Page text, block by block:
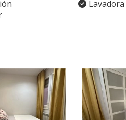
Lavadora